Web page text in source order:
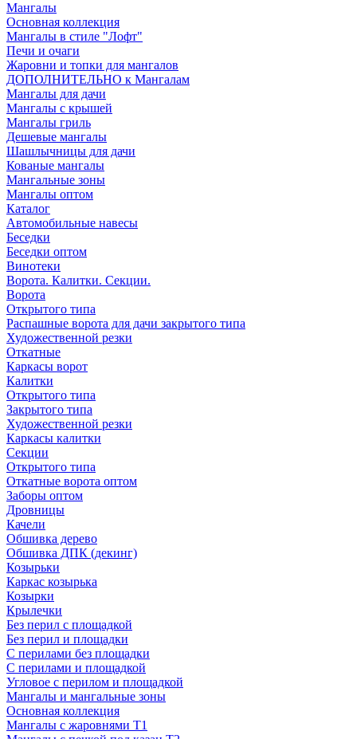
Мангалы
Основная коллекция
Мангалы в стиле "Лофт"
Печи и очаги
Жаровни и топки для мангалов
ДОПОЛНИТЕЛЬНО к Мангалам
Мангалы для дачи
Мангалы с крышей
Мангалы гриль
Дешевые мангалы
Шашлычницы для дачи
Кованые мангалы
Мангальные зоны
Мангалы оптом
Каталог
Автомобильные навесы
Беседки
Беседки оптом
Винотеки
Ворота. Калитки. Секции.
Ворота
Открытого типа
Распашные ворота для дачи закрытого типа
Художественной резки
Откатные
Каркасы ворот
Калитки
Открытого типа
Закрытого типа
Художественной резки
Каркасы калитки
Секции
Открытого типа
Откатные ворота оптом
Заборы оптом
Дровницы
Качели
Обшивка дерево
Обшивка ДПК (декинг)
Козырьки
Каркас козырька
Козырки
Крылечки
Без перил с площадкой
Без перил и площадки
С перилами без площадки
С перилами и площадкой
Угловое с перилом и площадкой
Мангалы и мангальные зоны
Основная коллекция
Мангалы с жаровнями Т1